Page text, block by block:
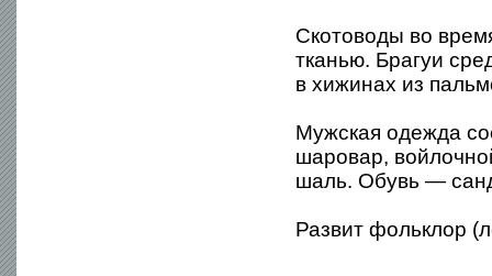
Скотоводы во
тканью. Брагуи
в хижинах из
Мужская одежда
шаровар,
шаль. Обувь —
Развит фольклор